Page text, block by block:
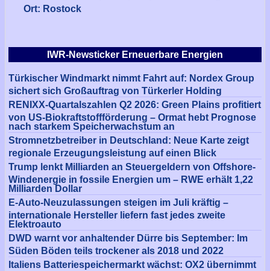
Ort: Rostock
IWR-Newsticker Erneuerbare Energien
Türkischer Windmarkt nimmt Fahrt auf: Nordex Group
sichert sich Großauftrag von Türkerler Holding
RENIXX-Quartalszahlen Q2 2026: Green Plains profitiert
von US-Biokraftstoffförderung – Ormat hebt Prognose
nach starkem Speicherwachstum an
Stromnetzbetreiber in Deutschland: Neue Karte zeigt
regionale Erzeugungsleistung auf einen Blick
Trump lenkt Milliarden an Steuergeldern von Offshore-
Windenergie in fossile Energien um – RWE erhält 1,22
Milliarden Dollar
E-Auto-Neuzulassungen steigen im Juli kräftig –
internationale Hersteller liefern fast jedes zweite
Elektroauto
DWD warnt vor anhaltender Dürre bis September: Im
Süden Böden teils trockener als 2018 und 2022
Italiens Batteriespeichermarkt wächst: OX2 übernimmt